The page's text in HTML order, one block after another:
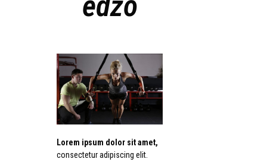
Lorem ipsum dolor sit amet,
consectetur adipiscing elit.